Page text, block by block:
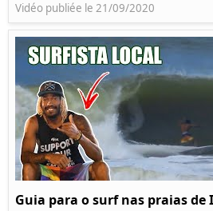
Vidéo publiée le 21/09/2020
Guia para o surf nas praias de